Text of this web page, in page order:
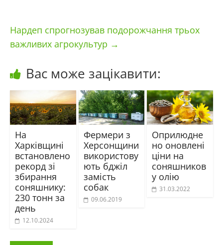
Нардеп спрогнозував подорожчання трьох
важливих агрокультур →
Вас може зацікавити:
На
Харківщині
встановлено
рекорд зі
збирання
соняшнику:
230 тонн за
день
12.10.2024
Фермери з
Херсонщини
використову
ють бджіл
замість
собак
09.06.2019
Оприлюдне
но оновлені
ціни на
соняшников
у олію
31.03.2022